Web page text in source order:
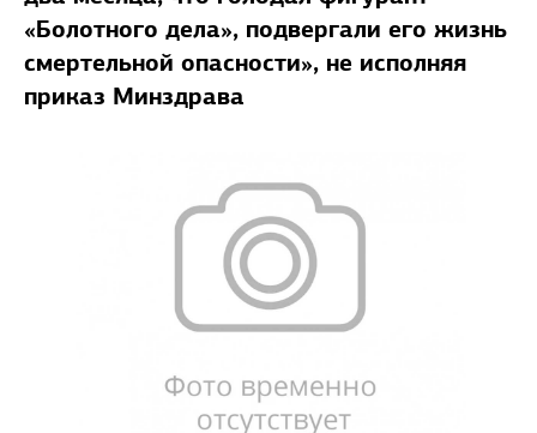
«Болотного дела», подвергали его жизнь
смертельной опасности», не исполняя
приказ Минздрава